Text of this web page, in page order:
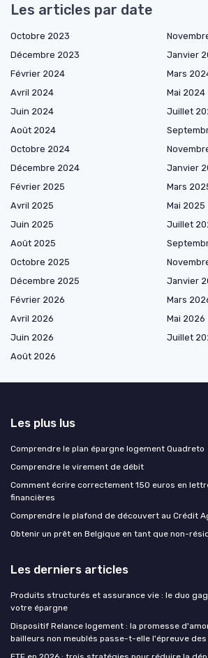
Les articles par date
Octobre 2023
Décembre 2023
Janvier
Février 2024
Mars
Avril 2024
Mai 2024
Juin 2024
Juillet
Août 2024
Octobre 2024
Décembre 2024
Janvier
Février 2025
Mars
Avril 2025
Mai 2025
Juin 2025
Juillet
Août 2025
Octobre 2025
Décembre 2025
Janvier
Février 2026
Mars
Avril 2026
Mai 2026
Juin 2026
Juillet
Août 2026
Les plus lus
Comprendre le plan épargne logement Quadreto
Comprendre le virement de débit
Comment écrire correctement 150 euros en
financières
Comprendre le plafond de découvert au Crédit
Obtenir un prêt en Belgique en tant que non-
Les derniers articles
Produits structurés et assurance vie : le duo
votre épargne
Dispositif Relance logement : la promesse
bailleurs non meublés passe-t-elle l'épreuve